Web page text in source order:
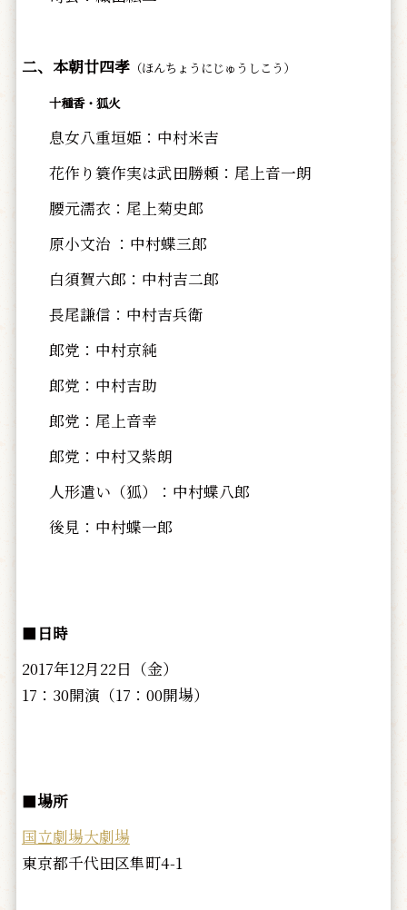
二、本朝廿四孝（ほんちょうにじゅうしこう）
十種香・狐火
息女八重垣姫：中村米吉
花作り簑作実は武田勝頼：尾上音一朗
腰元濡衣：尾上菊史郎
原小文治 ：中村蝶三郎
白須賀六郎：中村吉二郎
長尾謙信：中村吉兵衛
郎党：中村京純
郎党：中村吉助
郎党：尾上音幸
郎党：中村又紫朗
人形遣い（狐）：中村蝶八郎
後見：中村蝶一郎
■ 日時
2017年12月22日（金）
17：30開演（17：00開場）
■場所
国立劇場大劇場
東京都千代田区隼町4-1